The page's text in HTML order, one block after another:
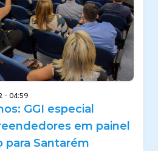
- 04:59
GGI especial
em painel
Santarém